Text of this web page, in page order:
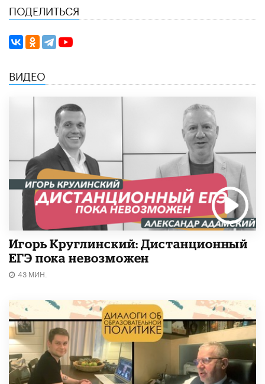
ПОДЕЛИТЬСЯ
ВИДЕО
Игорь Круглинский: Дистанционный
ЕГЭ пока невозможен
43 МИН.